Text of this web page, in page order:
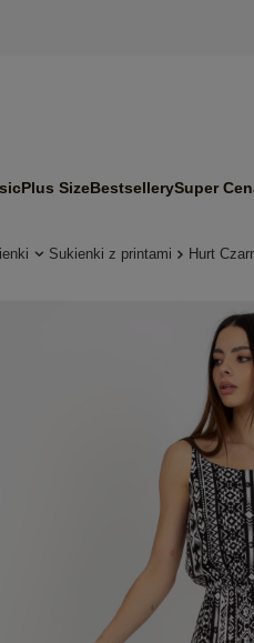
Plus SizeBestsellerySuper
Sukienki z printami Hurt